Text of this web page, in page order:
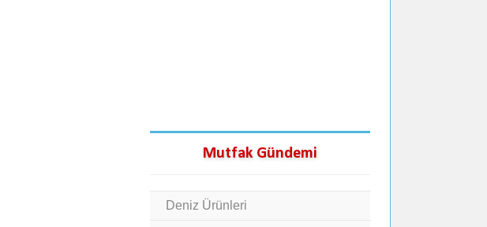
Mutfak Gündemi
Deniz Ürünleri